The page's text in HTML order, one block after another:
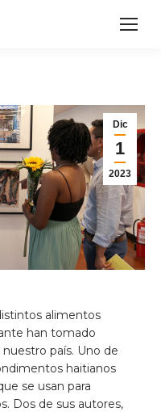
Dic
1
2023
alimentos
han tomado
país. Uno de
haitianos
se usan para
Dos de sus autores,